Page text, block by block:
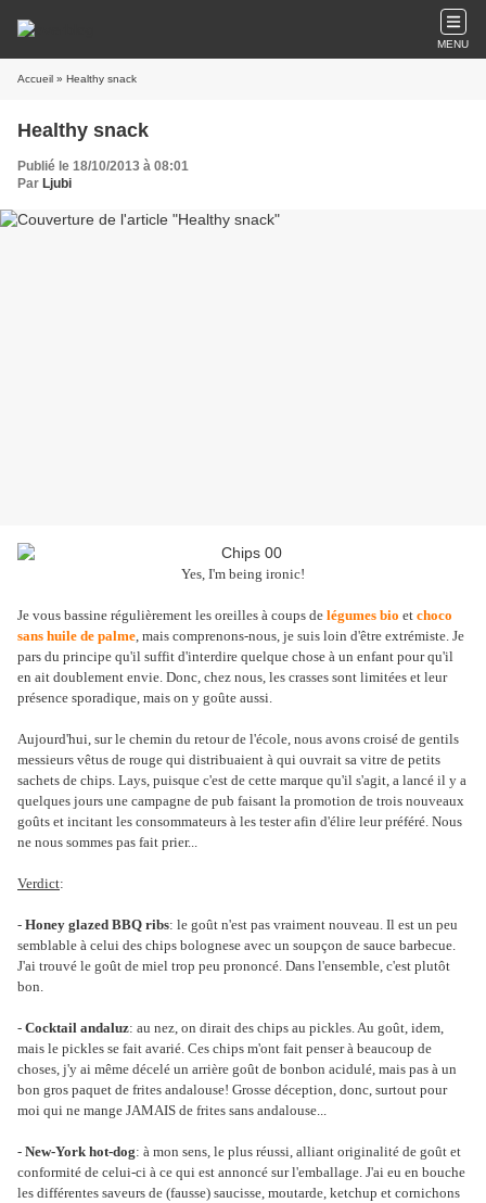
MENU
Accueil » Healthy snack
Healthy snack
Publié le 18/10/2013 à 08:01
Par Ljubi
Yes, I'm being ironic!
Je vous bassine régulièrement les oreilles à coups de légumes bio et choco
sans huile de palme, mais comprenons-nous, je suis loin d'être extrémiste. Je
pars du principe qu'il suffit d'interdire quelque chose à un enfant pour qu'il
en ait doublement envie. Donc, chez nous, les crasses sont limitées et leur
présence sporadique, mais on y goûte aussi.
Aujourd'hui, sur le chemin du retour de l'école, nous avons croisé de gentils
messieurs vêtus de rouge qui distribuaient à qui ouvrait sa vitre de petits
sachets de chips. Lays, puisque c'est de cette marque qu'il s'agit, a lancé il y a
quelques jours une campagne de pub faisant la promotion de trois nouveaux
goûts et incitant les consommateurs à les tester afin d'élire leur préféré. Nous
ne nous sommes pas fait prier...
Verdict:
- Honey glazed BBQ ribs: le goût n'est pas vraiment nouveau. Il est un peu
semblable à celui des chips bolognese avec un soupçon de sauce barbecue.
J'ai trouvé le goût de miel trop peu prononcé. Dans l'ensemble, c'est plutôt
bon.
- Cocktail andaluz: au nez, on dirait des chips au pickles. Au goût, idem,
mais le pickles se fait avarié. Ces chips m'ont fait penser à beaucoup de
choses, j'y ai même décelé un arrière goût de bonbon acidulé, mais pas à un
bon gros paquet de frites andalouse! Grosse déception, donc, surtout pour
moi qui ne mange JAMAIS de frites sans andalouse...
- New-York hot-dog: à mon sens, le plus réussi, alliant originalité de goût et
conformité de celui-ci à ce qui est annoncé sur l'emballage. J'ai eu en bouche
les différentes saveurs de (fausse) saucisse, moutarde, ketchup et cornichons